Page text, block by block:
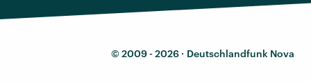
© 2009 - 2026 · Deutschlandfunk Nova